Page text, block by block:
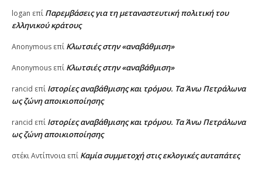
logan επί Παρεμβάσεις για τη μεταναστευτική πολιτική του
ελληνικού κράτους
Anonymous επί Κλωτσιές στην «αναβάθμιση»
Anonymous επί Κλωτσιές στην «αναβάθμιση»
rancid επί Ιστορίες αναβάθμισης και τρόμου. Τα Άνω Πετράλωνα
ως ζώνη αποικιοποίησης
rancid επί Ιστορίες αναβάθμισης και τρόμου. Τα Άνω Πετράλωνα
ως ζώνη αποικιοποίησης
στέκι Αντίπνοια επί Καμία συμμετοχή στις εκλογικές αυταπάτες